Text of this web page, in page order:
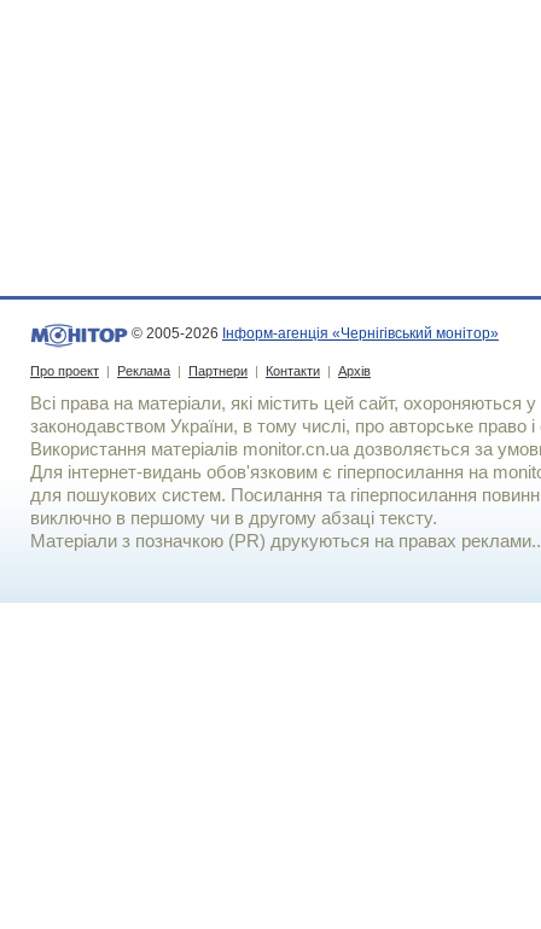
© 2005-2026 Інформ-агенція «Чернігівський монітор»
Про проект | Реклама | Партнери | Контакти | Архів
Всі права на матеріали, які містить цей сайт, охороняються у
законодавством України, в тому числі, про авторське право і
Використання матерiалiв monitor.cn.ua дозволяється за
Для iнтернет-видань обов'язковим є гiперпосилання на
для пошукових систем. Посилання та гіперпосилання
виключно в першому чи в другому абзаці тексту.
Матеріали з позначкою (PR) друкуються на правах реклами..